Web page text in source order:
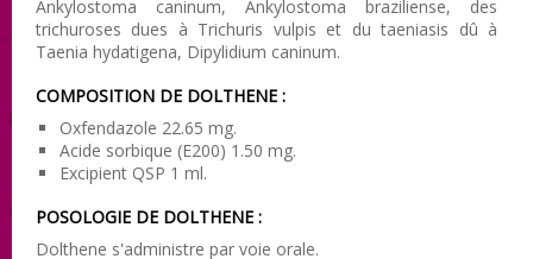
Ankylostoma caninum, Ankylostoma braziliense, des
trichuroses dues à Trichuris vulpis et du taeniasis dû à
Taenia hydatigena, Dipylidium caninum.
COMPOSITION DE DOLTHENE :
Oxfendazole 22.65 mg.
Acide sorbique (E200) 1.50 mg.
Excipient QSP 1 ml.
POSOLOGIE DE DOLTHENE :
Dolthene s'administre par voie orale.